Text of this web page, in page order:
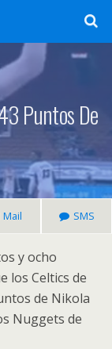
Puntos De
Mail SMS
y ocho
los Celtics de
de Nikola
Nuggets de